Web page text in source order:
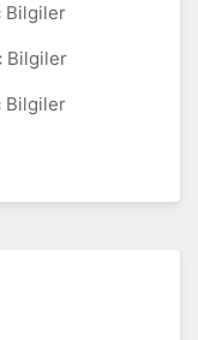
Bilgiler
Bilgiler
Bilgiler